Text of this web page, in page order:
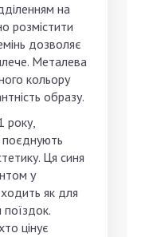
на
розмістити
дозволяє
Металева
кольору
образу.
року,
поєднують
Ця синя
у
як для
поїздок.
цінує